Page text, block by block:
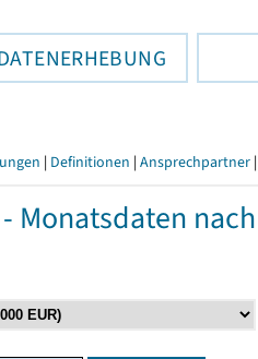
| Definitionen | Ansprechpartner |
Monatsdaten